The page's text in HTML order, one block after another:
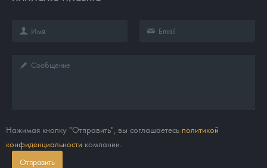
Нажимая кнопку "Отправить", вы соглашаетесь политикой
конфиденциальности компании.
Отправить